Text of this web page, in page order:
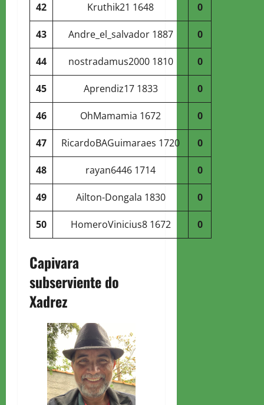
42 Kruthik21 1648 0
43 Andre_el_salvador1887 0
44 nostradamus20001810 0
45 Aprendiz171833 0
46 OhMamamia 1672 0
47 RicardoBAGuimaraes 1720 0
48 rayan6446 1714 0
49 Ailton-Dongala 1830 0
50 HomeroVinicius81672 0
Capivara
subserviente do
Xadrez